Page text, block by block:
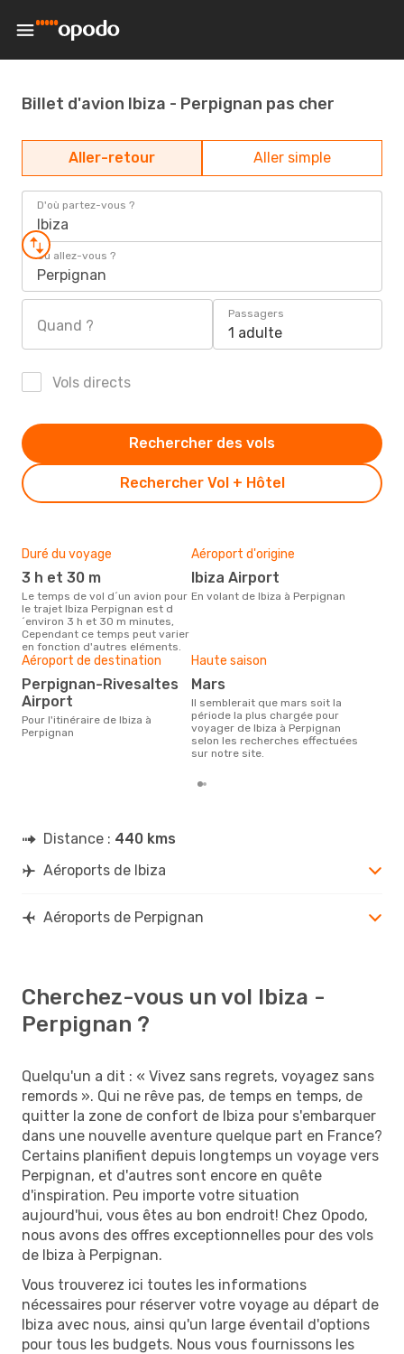
Billet d'avion Ibiza - Perpignan pas cher
Aller-retour Aller simple
D'où partez-vous ?
Ibiza
Où allez-vous ?
Perpignan
Quand ?
Passagers
1 adulte
Vols directs
Rechercher Vol + Hôtel
Rechercher des vols
Duré du voyage
3 h et 30 m
Le temps de vol d´un avion pour
le trajet Ibiza Perpignan est d
´environ 3 h et 30 m minutes,
Cependant ce temps peut varier
en fonction d'autres eléments.
Aéroport d'origine
Ibiza Airport
En volant de Ibiza à Perpignan
Aéroport de destination
Perpignan-Rivesaltes
Airport
Pour l'itinéraire de Ibiza à
Perpignan
Haute saison
mars
Il semblerait que mars soit la
période la plus chargée pour
voyager de Ibiza à Perpignan
selon les recherches effectuées
sur notre site.
Distance : 440 kms
Aéroports de Ibiza
Aéroports de Perpignan
Cherchez-vous un vol Ibiza -
Perpignan ?
Quelqu'un a dit : « Vivez sans regrets, voyagez sans
remords ». Qui ne rêve pas, de temps en temps, de
quitter la zone de confort de Ibiza pour s'embarquer
dans une nouvelle aventure quelque part en France?
Certains planifient depuis longtemps un voyage vers
Perpignan, et d'autres sont encore en quête
d'inspiration. Peu importe votre situation
aujourd'hui, vous êtes au bon endroit! Chez Opodo,
nous avons des offres exceptionnelles pour des vols
de Ibiza à Perpignan.
Vous trouverez ici toutes les informations
nécessaires pour réserver votre voyage au départ de
Ibiza avec nous, ainsi qu'un large éventail d'options
pour tous les budgets. Nous vous fournissons les